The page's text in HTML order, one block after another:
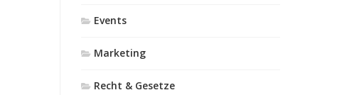
Events
Marketing
Recht & Gesetze